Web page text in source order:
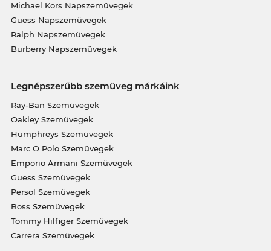
Michael Kors Napszemüvegek
Guess Napszemüvegek
Ralph Napszemüvegek
Burberry Napszemüvegek
Legnépszerűbb szemüveg márkáink
Ray-Ban Szemüvegek
Oakley Szemüvegek
Humphreys Szemüvegek
Marc O Polo Szemüvegek
Emporio Armani Szemüvegek
Guess Szemüvegek
Persol Szemüvegek
Boss Szemüvegek
Tommy Hilfiger Szemüvegek
Carrera Szemüvegek